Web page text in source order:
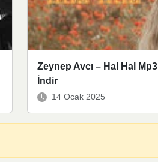
Zeynep Avcı – Hal Hal Mp3
İndir
14 Ocak 2025